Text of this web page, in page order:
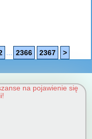
... 2366 2367 >
na pojawienie się